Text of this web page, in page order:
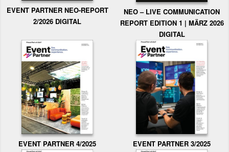
EVENT PARTNER NEO-REPORT
2/2026 DIGITAL
NEO – LIVE COMMUNICATION
REPORT EDITION 1 | MÄRZ 2026
DIGITAL
EVENT PARTNER 4/2025 EVENT PARTNER 3/2025